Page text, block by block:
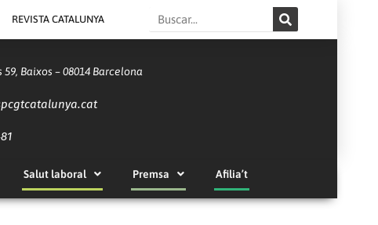
REVISTA CATALUNYA Search
59, Baixos – 08014 Barcelona
Salut laboral Premsa Afilia’t